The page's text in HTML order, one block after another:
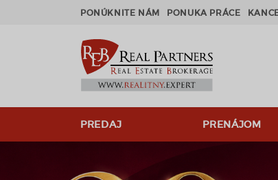
PONÚKNITE NÁM PONUKA PRÁCE
PREDAJ PRENÁJOM